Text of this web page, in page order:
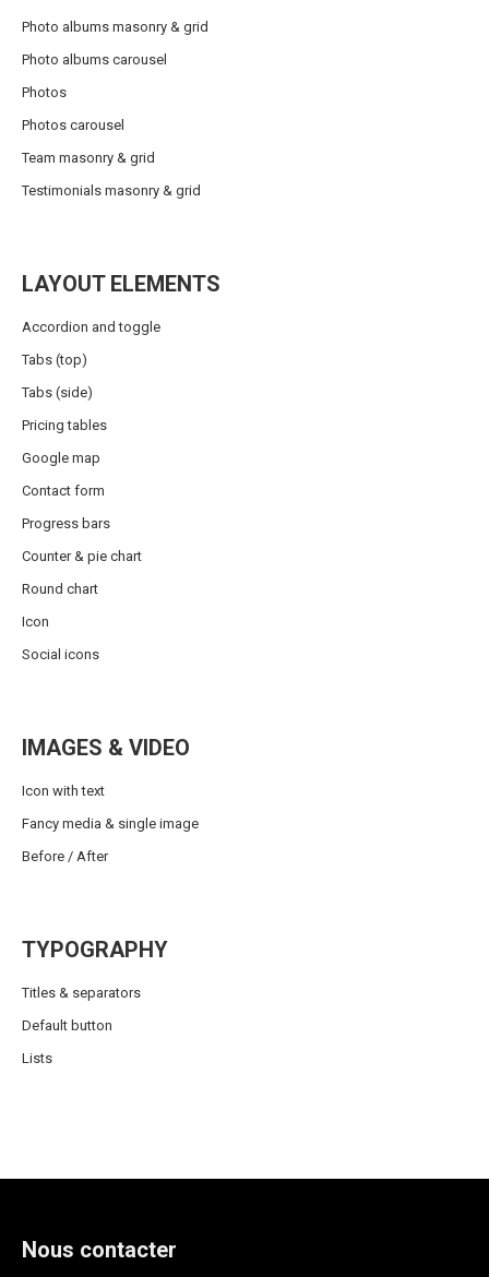
Photo albums masonry & grid
Photo albums carousel
Photos
Photos carousel
Team masonry & grid
Testimonials masonry & grid
LAYOUT ELEMENTS
Accordion and toggle
Tabs (top)
Tabs (side)
Pricing tables
Google map
Contact form
Progress bars
Counter & pie chart
Round chart
Icon
Social icons
IMAGES & VIDEO
Icon with text
Fancy media & single image
Before / After
TYPOGRAPHY
Titles & separators
Default button
Lists
Nous contacter